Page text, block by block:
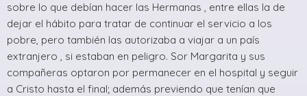
sobre lo que debían hacer las Hermanas , entre ellas la de
dejar el hábito para tratar de continuar el servicio a los
pobre, pero también las autorizaba a viajar a un país
extranjero , si estaban en peligro. Sor Margarita y sus
compañeras optaron por permanecer en el hospital y seguir
a Cristo hasta el final; además previendo que tenían que